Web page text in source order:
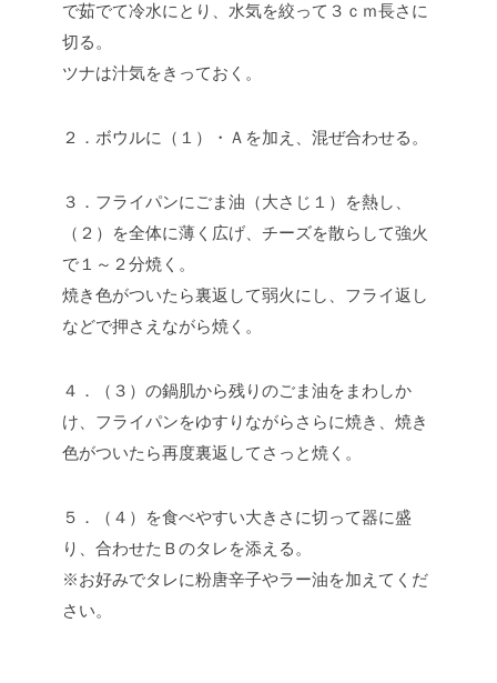
で茹でて冷水にとり、水気を絞って３ｃｍ長さに
切る。
ツナは汁気をきっておく。
２．ボウルに（１）・Ａを加え、混ぜ合わせる。
３．フライパンにごま油（大さじ１）を熱し、
（２）を全体に薄く広げ、チーズを散らして強火
で１～２分焼く。
焼き色がついたら裏返して弱火にし、フライ返し
などで押さえながら焼く。
４．（３）の鍋肌から残りのごま油をまわしか
け、フライパンをゆすりながらさらに焼き、焼き
色がついたら再度裏返してさっと焼く。
５．（４）を食べやすい大きさに切って器に盛
り、合わせたＢのタレを添える。
※お好みでタレに粉唐辛子やラー油を加えてくだ
さい。